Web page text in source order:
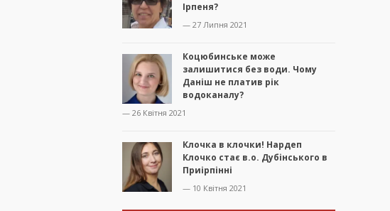
Ірпеня?
— 27 Липня 2021
Коцюбинське може
залишитися без води. Чому
Даніш не платив рік
водоканалу?
— 26 Квітня 2021
Клочка в клочки! Нардеп
Клочко стає в.о. Дубінського в
Приірпінні
— 10 Квітня 2021